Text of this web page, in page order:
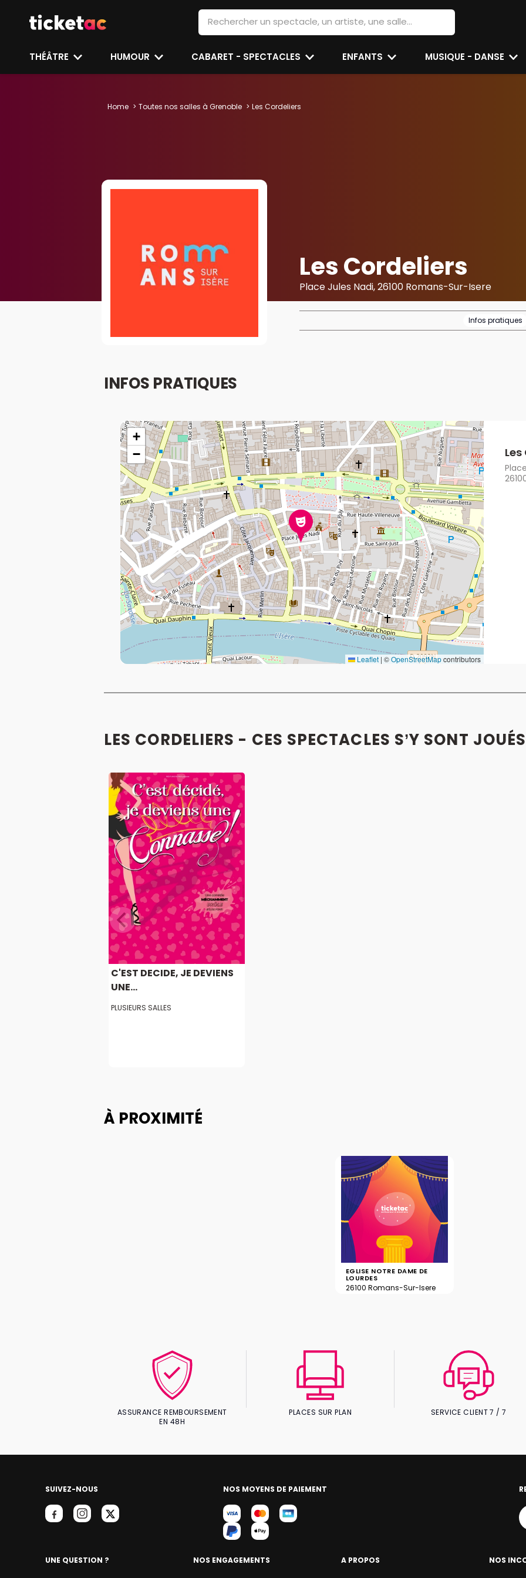
THÉÂTRE HUMOUR CABARET - SPECTACLES ENFANTS MUSIQUE - DANSE
Home Toutes nos salles à Grenoble Les Cordeliers
Les Cordeliers
Place Jules Nadi, 26100 Romans-Sur-Isere
Infos pratiques
INFOS PRATIQUES
+
−
Leaflet | ©OpenStreetMapcontributors
LES CORDELIERS - CES SPECTACLES S’Y SONT JOUÉS
C'EST DECIDE, JE DEVIENS
UNE...
PLUSIEURS SALLES
À PROXIMITÉ
EGLISE NOTRE DAME DE
LOURDES
26100 Romans-Sur-Isere
ASSURANCE REMBOURSEMENT
EN 48H
PLACES SUR PLAN SERVICE CLIENT 7 / 7
SUIVEZ-NOUS NOS MOYENS DE PAIEMENT
UNE QUESTION ? NOS ENGAGEMENTS A PROPOS NOS